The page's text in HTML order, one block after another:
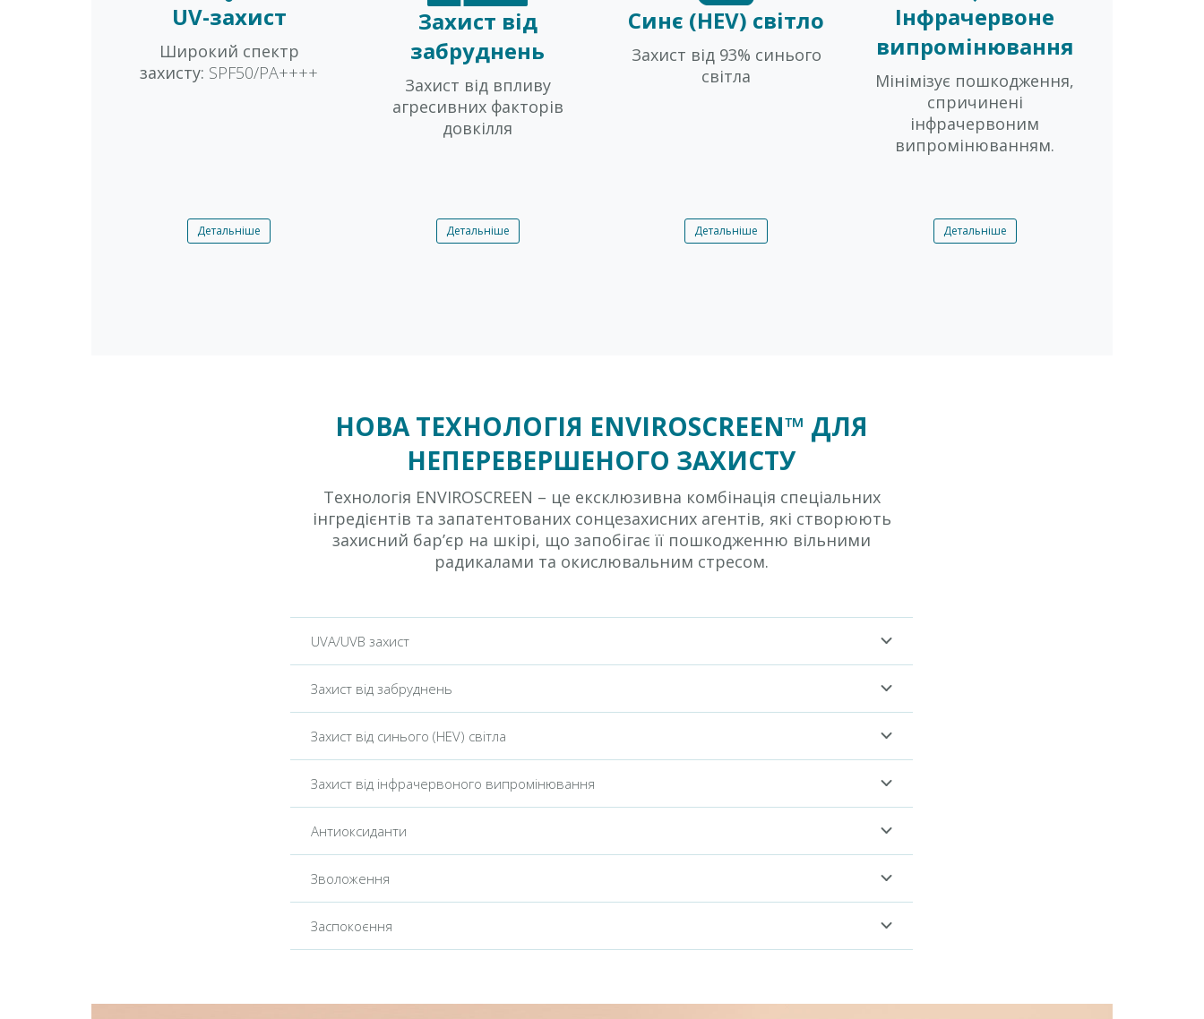
UV-захист
Широкий спектр
захисту: SPF50/PA++++
Захист від
забруднень
Захист від впливу
агресивних факторів
довкілля
Синє (HEV) світло
Захист від 93% синього
світла
Інфрачервоне
випромінювання
Мінімізує пошкодження,
спричинені
інфрачервоним
випромінюванням.
Детальніше Детальніше Детальніше Детальніше
НОВА ТЕХНОЛОГІЯ ENVIROSCREEN™ ДЛЯ
НЕПЕРЕВЕРШЕНОГО ЗАХИСТУ
Технологія ENVIROSCREEN – це ексклюзивна комбінація спеціальних
інгредієнтів та запатентованих сонцезахисних агентів, які створюють
захисний бар’єр на шкірі, що запобігає її пошкодженню вільними
радикалами та окислювальним стресом.
UVA/UVB захист
Захист від забруднень
Захист від синього (HEV) світла
Захист від інфрачервоного випромінювання
Антиоксиданти
Зволоження
Заспокоєння